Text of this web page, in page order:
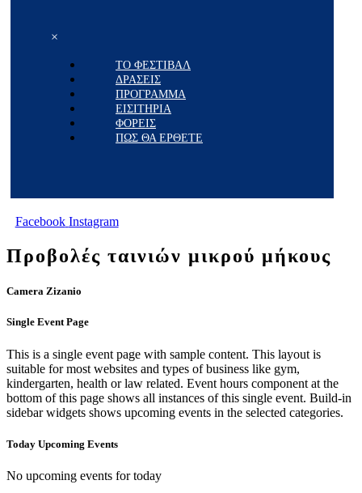
×
ΤΟ ΦΕΣΤΙΒΑΛ
ΔΡΑΣΕΙΣ
ΠΡΟΓΡΑΜΜΑ
ΕΙΣΙΤΗΡΙΑ
ΦΟΡΕΙΣ
ΠΩΣ ΘΑ ΕΡΘΕΤΕ
Facebook Instagram
Προβολές ταινιών μικρού μήκους
Camera Zizanio
Single Event Page
This is a single event page with sample content. This layout is
suitable for most websites and types of business like gym,
kindergarten, health or law related. Event hours component at the
bottom of this page shows all instances of this single event. Build-in
sidebar widgets shows upcoming events in the selected categories.
Today Upcoming Events
No upcoming events for today